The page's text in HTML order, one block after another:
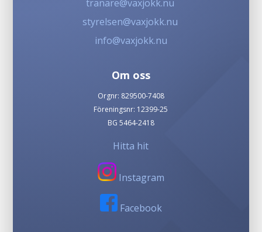
tranare@vaxjokk.nu
styrelsen@vaxjokk.nu
info@vaxjokk.nu
Om oss
Orgnr: 829500-7408
Föreningsnr: 12399-25
BG 5464-2418
Hitta hit
Instagram
Facebook